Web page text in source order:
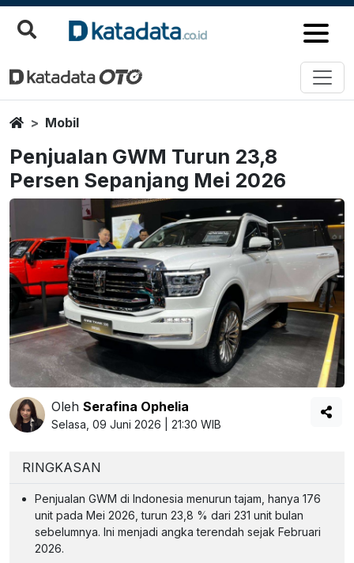
HomeMobil
Penjualan GWM Turun 23,8
Persen Sepanjang Mei 2026
Oleh Serafina Ophelia
Selasa, 09 Juni 2026 | 21:30 WIB
RINGKASAN
Penjualan GWM di Indonesia menurun tajam, hanya 176
unit pada Mei 2026, turun 23,8 % dari 231 unit bulan
sebelumnya. Ini menjadi angka terendah sejak Februari
2026.